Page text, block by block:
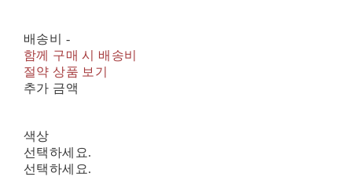
배송비 -
함께 구매 시 배송비
절약 상품 보기
추가 금액
색상
선택하세요.
선택하세요.